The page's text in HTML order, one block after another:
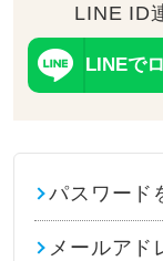
LINE ID
LINEで
パスワード
メールアド